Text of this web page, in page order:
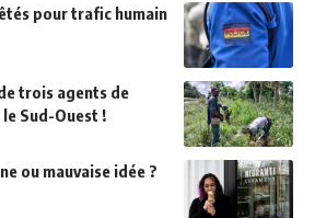
pour trafic humain
trois agents de
le Sud-Ouest !
ou mauvaise idée ?